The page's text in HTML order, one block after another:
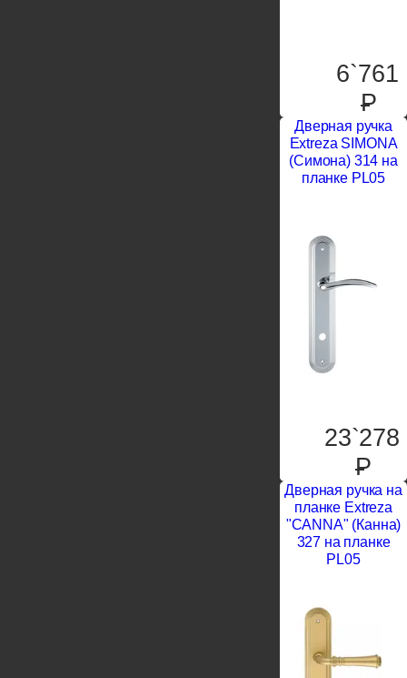
6`761
P
Дверная ручка
Extreza SIMONA
(Симона) 314 на
планке PL05
23`278
P
Дверная ручка на
планке Extreza
"CANNA" (Канна)
327 на планке
PL05